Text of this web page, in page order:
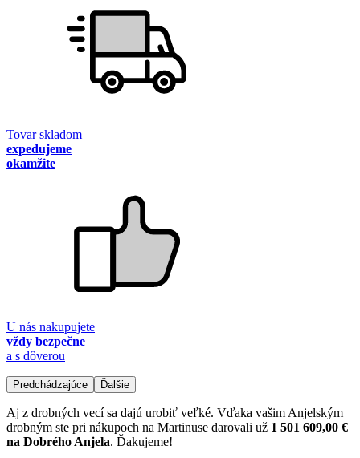
Tovar skladom
expedujeme
okamžite
U nás nakupujete
vždy bezpečne
a s dôverou
Predchádzajúce Ďalšie
Aj z drobných vecí sa dajú urobiť veľké. Vďaka vašim Anjelským
drobným ste pri nákupoch na Martinuse darovali už 1 501 609,00 €
na Dobrého Anjela. Ďakujeme!